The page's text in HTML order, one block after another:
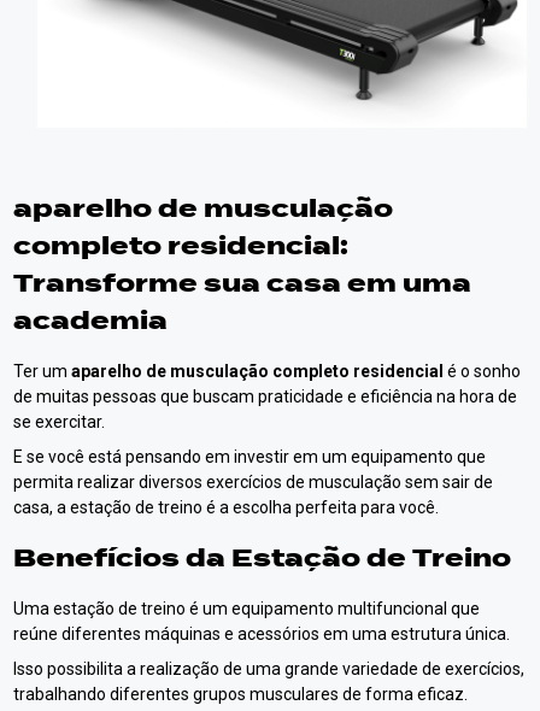
aparelho de musculação
completo residencial:
Transforme sua casa em uma
academia
Ter umaparelho de musculação completo residencial é o sonho
de muitas pessoas que buscam praticidade e eficiência na hora de
se exercitar.
E se você está pensando em investir em um equipamento que
permita realizar diversos exercícios de musculação sem sair de
casa, a estação de treino é a escolha perfeita para você.
Benefícios da Estação de Treino
Uma estação de treino é um equipamento multifuncional que
reúne diferentes máquinas e acessórios em uma estrutura única.
Isso possibilita a realização de uma grande variedade de exercícios,
trabalhando diferentes grupos musculares de forma eficaz.